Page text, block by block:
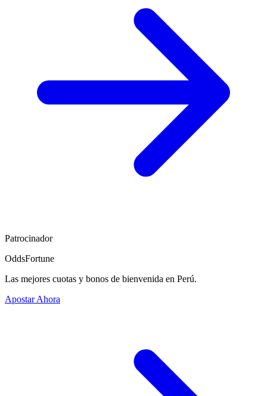
Patrocinador
OddsFortune
Las mejores cuotas y bonos de bienvenida en Perú.
Apostar Ahora